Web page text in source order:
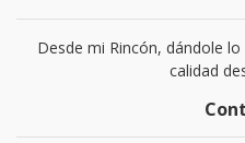
Desde mi Rincón, dándole
calidad